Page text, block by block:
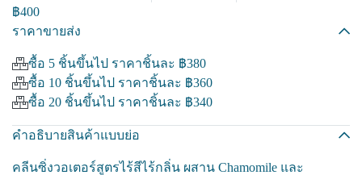
฿400
ราคาขายส่ง
ซื้อ 5 ชิ้นขึ้นไป ราคาชิ้นละ ฿380
ซื้อ 10 ชิ้นขึ้นไป ราคาชิ้นละ ฿360
ซื้อ 20 ชิ้นขึ้นไป ราคาชิ้นละ ฿340
คำอธิบายสินค้าแบบย่อ
คลีนซิ่งวอเตอร์สูตรไร้สีไร้กลิ่น ผสาน Chamomile และ